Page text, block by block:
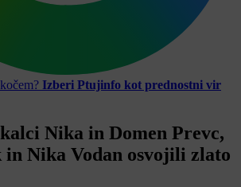
Izberi Ptujinfo kot prednostni vir
Nika in Domen Prevc,
in Nika Vodan osvojili zlato